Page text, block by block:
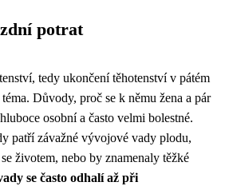
potrat
tedy ukončení těhotenství v pátém
Důvody, proč se k němu žena a pár
osobní a často velmi bolestné.
patří závažné vývojové vady plodu,
životem, nebo by znamenaly těžké
se často odhalí až při